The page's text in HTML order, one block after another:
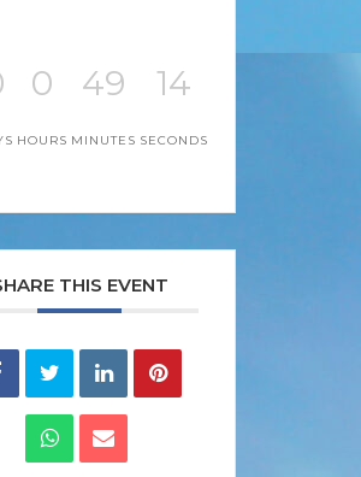
0
HOURS
49
MINUTES
14
SECONDS
THIS EVENT